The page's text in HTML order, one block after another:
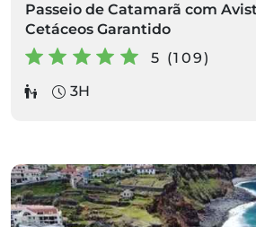
Passeio de Catamarã com
Cetáceos Garantido
5 (109)
3H